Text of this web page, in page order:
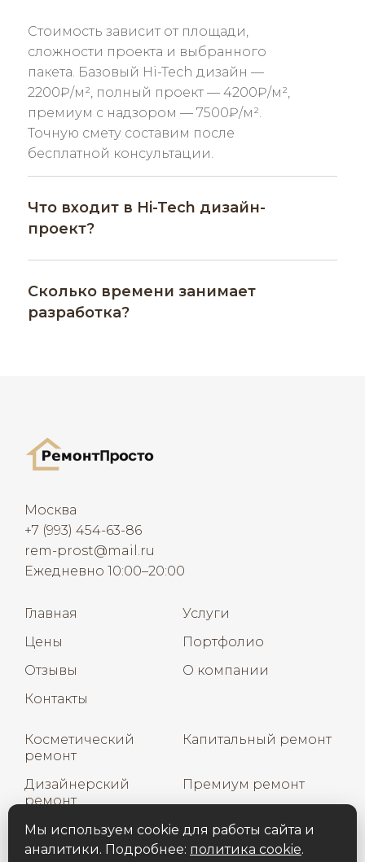
Стоимость зависит от площади,
сложности проекта и выбранного
пакета. Базовый Hi-Tech дизайн —
2200₽/м², полный проект — 4200₽/м²,
премиум с надзором — 7500₽/м².
Точную смету составим после
бесплатной консультации.
Что входит в Hi-Tech дизайн-
проект?
Сколько времени занимает
разработка?
Москва
+7 (993) 454-63-86
rem-prost@mail.ru
Ежедневно 10:00–20:00
Главная
Услуги
Цены
Портфолио
Отзывы
О компании
Контакты
Косметический
ремонт
Капитальный ремонт
Дизайнерский
ремонт
Премиум ремонт
Дизайн интерьера
Мы используем cookie для работы сайта и
аналитики. Подробнее: политика cookie.